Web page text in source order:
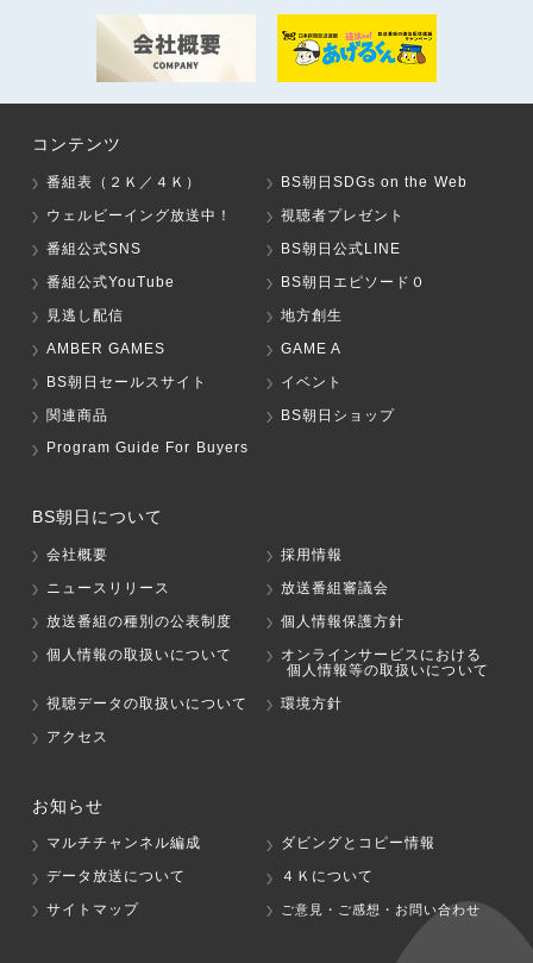
コンテンツ
番組表（２Ｋ／４Ｋ）
BS朝日SDGs on the Web
ウェルビーイング放送中！
視聴者プレゼント
番組公式SNS
BS朝日公式LINE
番組公式YouTube
BS朝日エピソード０
見逃し配信
地方創生
AMBER GAMES
GAME A
BS朝日セールスサイト
イベント
関連商品
BS朝日ショップ
Program Guide For Buyers
BS朝日について
会社概要
採用情報
ニュースリリース
放送番組審議会
放送番組の種別の公表制度
個人情報保護方針
個人情報の取扱いについて
オンラインサービスにおける
個人情報等の取扱いについて
視聴データの取扱いについて
環境方針
アクセス
お知らせ
マルチチャンネル編成
ダビングとコピー情報
データ放送について
４Ｋについて
サイトマップ
ご意見・ご感想・お問い合わせ